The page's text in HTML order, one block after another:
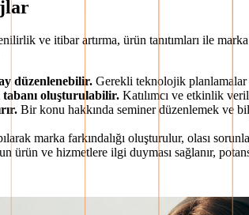
ve itibar artırma, ürün tanıtımları ile
düzenlenebilir. Gerekli teknolojik planlamalar
oluşturulabilir. Katılımcı ve etkinlik
Bir konu hakkında seminer düzenlemek ve
marka farkındalığı oluşturulur, olası
ürün ve hizmetlere ilgi duyması sağlanır,